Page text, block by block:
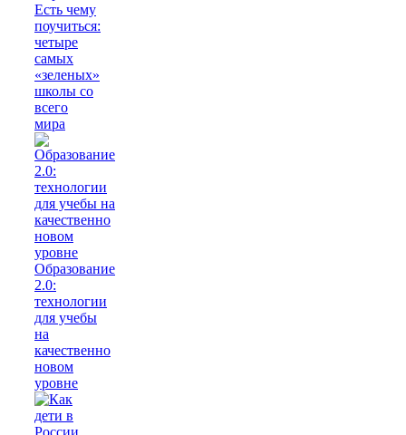
Есть чему
поучиться:
четыре
самых
«зеленых»
школы со
всего
мира
Образование
2.0:
технологии
для учебы
на
качественно
новом
уровне